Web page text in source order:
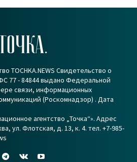
ТОЧКА.
TOCHKA.NEWS Свидетельство о
77 - 84844 выдано Федеральной
связи, информационных
(Роскомнадзор) . Дата
агентство „Точка“». Адрес
ул. Флотская, д. 13, к. 4. тел. +7-985-